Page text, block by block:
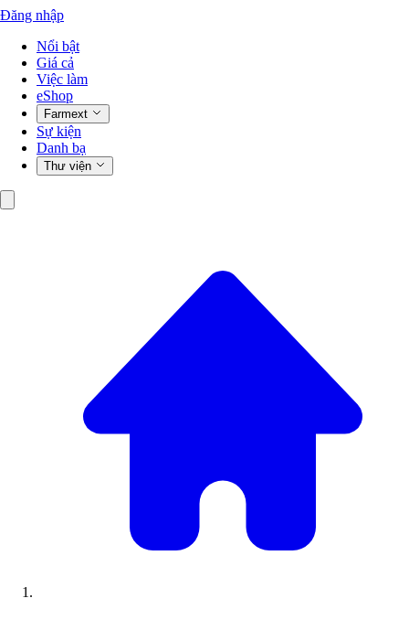
Đăng nhập
Nổi bật
Giá cả
Việc làm
eShop
Farmext
Sự kiện
Danh bạ
Thư viện